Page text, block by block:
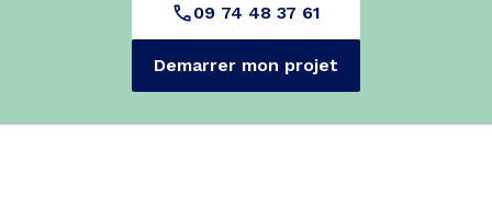
09 74 48 37 61
Demarrer mon projet